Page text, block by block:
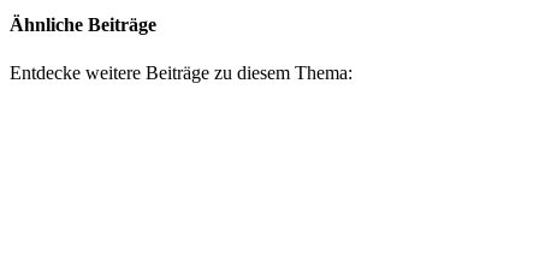
Ähnliche Beiträge
Entdecke weitere Beiträge zu diesem Thema: